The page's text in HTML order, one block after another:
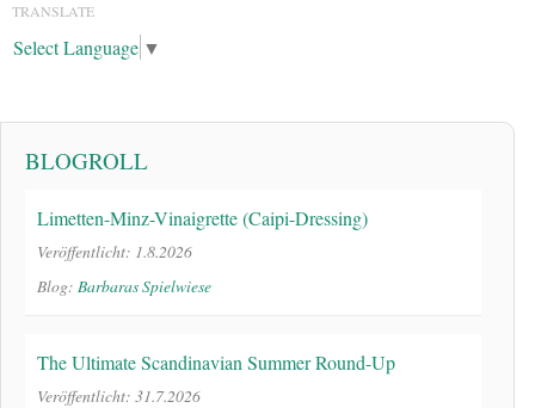
TRANSLATE
Select Language ▼
BLOGROLL
Limetten-Minz-Vinaigrette (Caipi-Dressing)
Veröffentlicht: 1.8.2026
Blog: Barbaras Spielwiese
The Ultimate Scandinavian Summer Round-Up
Veröffentlicht: 31.7.2026